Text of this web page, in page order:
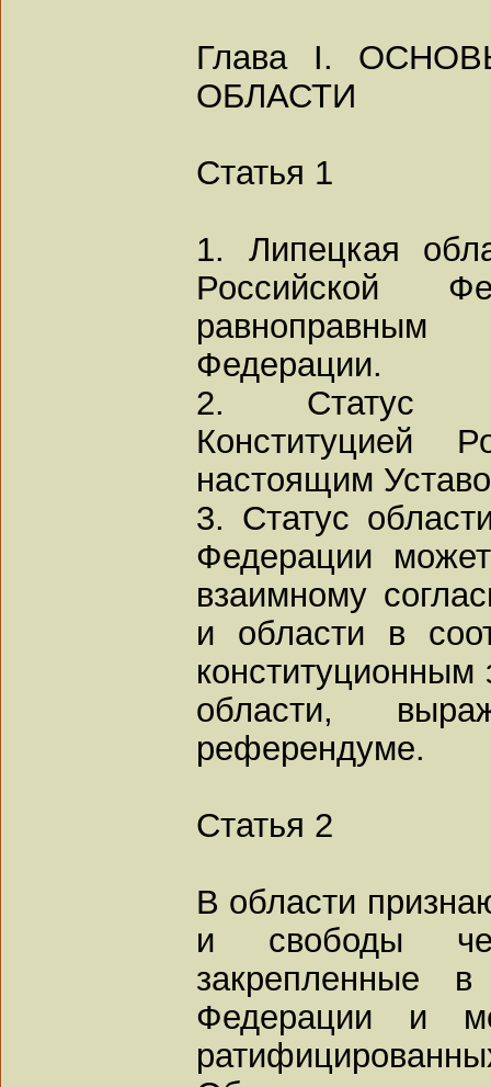
Глава I.
ОБЛАСТИ
Статья 1
1. Липецкая
Российской
равноправным
Федерации.
2. Статус
Конституцией
настоящим
3. Статус
Федерации
взаимному
и области в
конституционным
области,
референдуме.
Статья 2
В области
и свободы
закрепленные в
Федерации и